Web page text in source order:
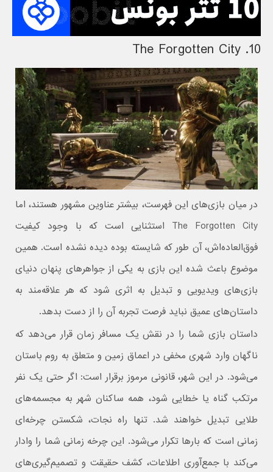
10. The Forgotten City
در میان بازی‌های این فهرست، بیشتر عناوین مشهور هستند، اما
The Forgotten City استثنایی است که با وجود کیفیت
فوق‌العاده‌اش، آن‌ طور که شایسته بوده دیده نشده است. همین
موضوع باعث شده این بازی به یکی از جواهرهای پنهان دنیای
بازی‌های ویدیویی و تبدیل به اثری شود که هر علاقه‌مند به
داستان‌های عمیق نباید فرصت تجربه آن را از دست بدهد.
داستان بازی شما را در نقش یک مسافر زمان قرار می‌دهد که
ناگهان وارد شهری مخفی در اعماق زمین و متعلق به روم باستان
می‌شود. در این شهر، قانونی مرموز برقرار است: اگر حتی یک نفر
مرتکب گناه یا خطایی شود، همه ساکنان شهر به مجسمه‌های
طلایی تبدیل خواهند شد. تنها راه نجات، شکستن چرخه‌ای
زمانی است که بارها تکرار می‌شود. این چرخه‌ زمانی شما را وادار
می‌کند با جمع‌آوری اطلاعات، کشف حقیقت و تصمیم‌گیری‌های